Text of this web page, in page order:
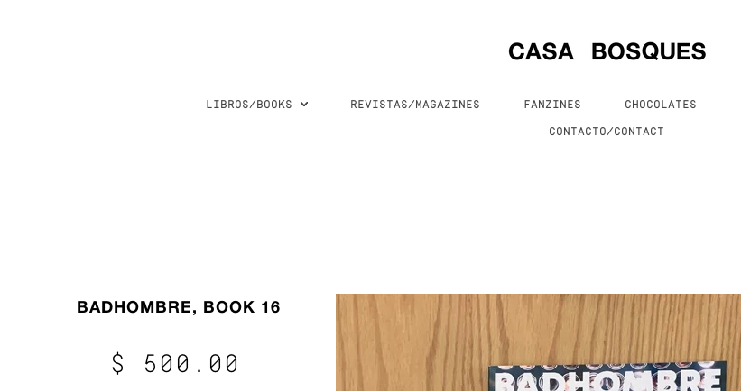
LIBROS/BOOKS REVISTAS/MAGAZINES FANZINES CHOCOLATES
CONTACTO/CONTACT
BADHOMBRE, BOOK 16
$ 500.00